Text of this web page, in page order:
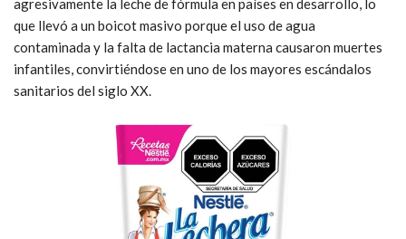
agresivamente la leche de fórmula en países en desarrollo, lo
que llevó a un boicot masivo porque el uso de agua
contaminada y la falta de lactancia materna causaron muertes
infantiles, convirtiéndose en uno de los mayores escándalos
sanitarios del siglo XX.